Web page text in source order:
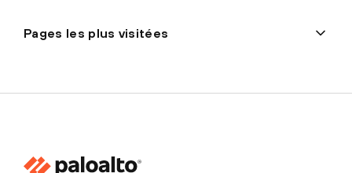
Pages les plus visitées